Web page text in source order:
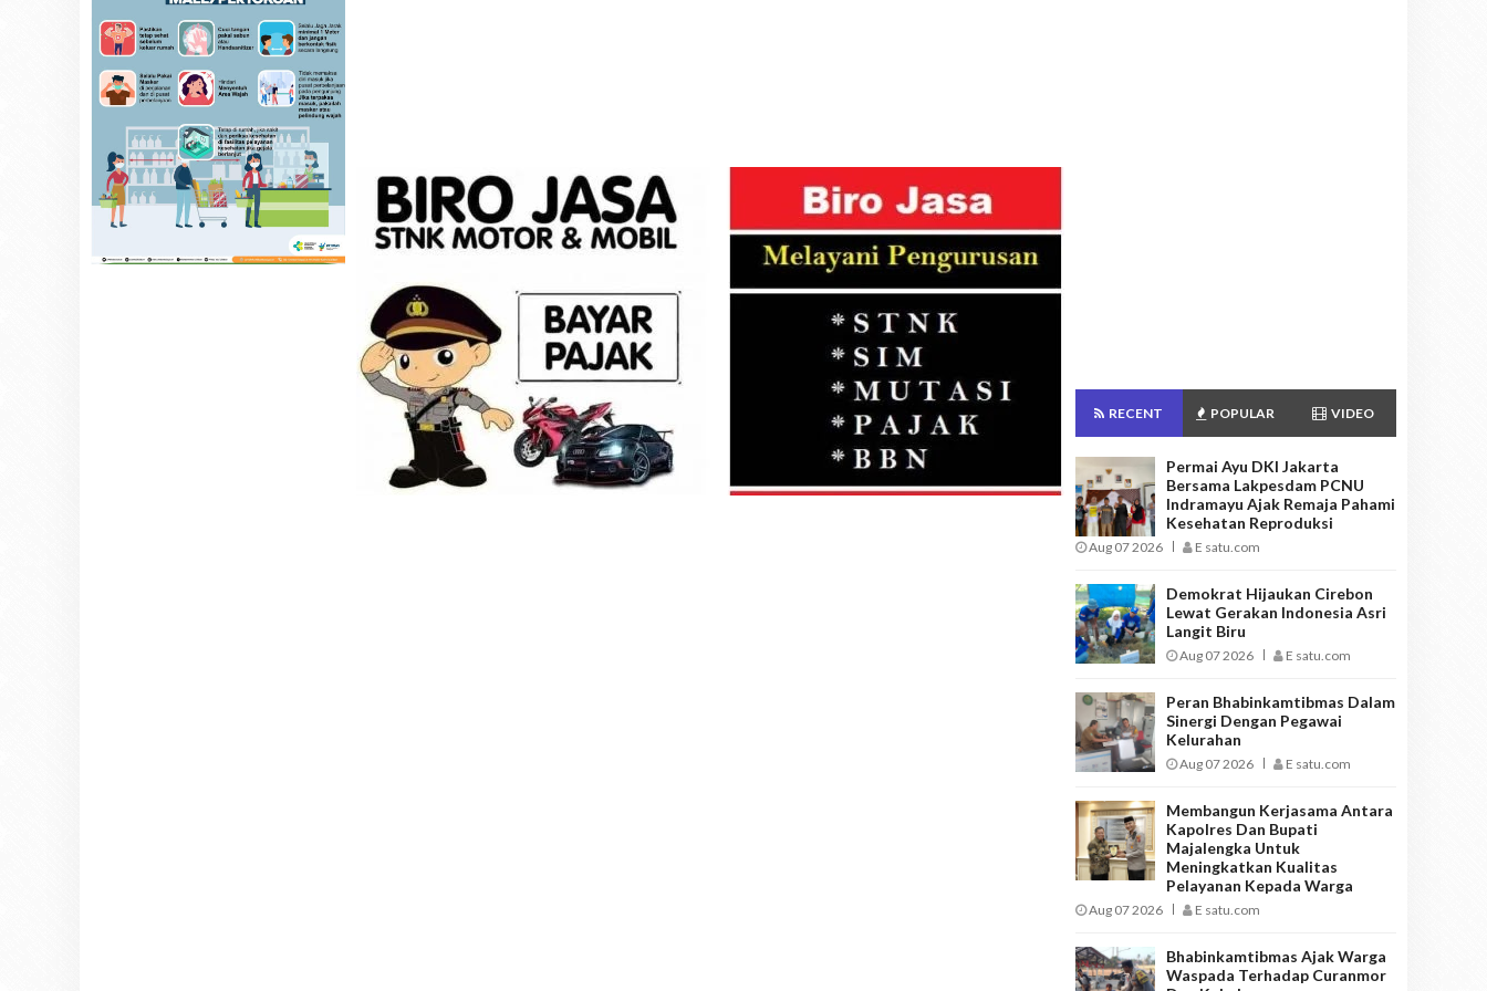
RECENT POPULAR VIDEO
Permai Ayu DKI Jakarta
Bersama Lakpesdam PCNU
Indramayu Ajak Remaja Pahami
Kesehatan Reproduksi
Aug 07 2026 E satu.com
Demokrat Hijaukan Cirebon
Lewat Gerakan Indonesia Asri
Langit Biru
Aug 07 2026 E satu.com
Peran Bhabinkamtibmas Dalam
Sinergi Dengan Pegawai
Kelurahan
Aug 07 2026 E satu.com
Membangun Kerjasama Antara
Kapolres Dan Bupati
Majalengka Untuk
Meningkatkan Kualitas
Pelayanan Kepada Warga
Aug 07 2026 E satu.com
Bhabinkamtibmas Ajak Warga
Waspada Terhadap Curanmor